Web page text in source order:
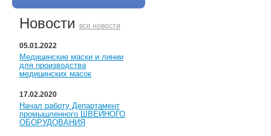
Новости все новости
05.01.2022
Медицинские маски и линии
для производства
медицинских масок
17.02.2020
Начал работу Департамент
промышленного ШВЕЙНОГО
ОБОРУДОВАНИЯ